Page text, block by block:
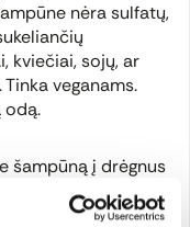
nėra sulfatų,
kviečiai, sojų, ar
veganams.
odą.
šampūną į drėgnus
minutes prieš
Paprastai to